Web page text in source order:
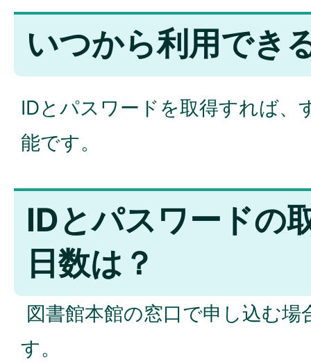
いつから利用でき
IDとパスワードを取得すれば、
能です。
IDとパスワードの
日数は？
図書館本館の窓口で申し込む場
す。